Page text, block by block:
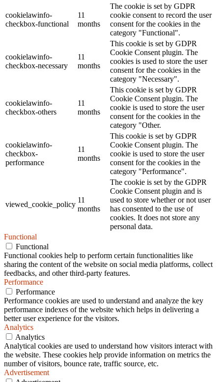
cookielawinfo-
checkbox-functional
11
months
The cookie is set by GDPR
cookie consent to record the user
consent for the cookies in the
category "Functional".
cookielawinfo-
checkbox-necessary
11
months
This cookie is set by GDPR
Cookie Consent plugin. The
cookies is used to store the user
consent for the cookies in the
category "Necessary".
cookielawinfo-
checkbox-others
11
months
This cookie is set by GDPR
Cookie Consent plugin. The
cookie is used to store the user
consent for the cookies in the
category "Other.
cookielawinfo-
checkbox-
performance
11
months
This cookie is set by GDPR
Cookie Consent plugin. The
cookie is used to store the user
consent for the cookies in the
category "Performance".
viewed_cookie_policy
11
months
The cookie is set by the GDPR
Cookie Consent plugin and is
used to store whether or not user
has consented to the use of
cookies. It does not store any
personal data.
Functional
Functional
Functional cookies help to perform certain functionalities like
sharing the content of the website on social media platforms, collect
feedbacks, and other third-party features.
Performance
Performance
Performance cookies are used to understand and analyze the key
performance indexes of the website which helps in delivering a
better user experience for the visitors.
Analytics
Analytics
Analytical cookies are used to understand how visitors interact with
the website. These cookies help provide information on metrics the
number of visitors, bounce rate, traffic source, etc.
Advertisement